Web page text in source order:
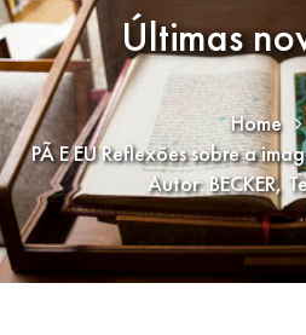
Últimas
Home
PÃ E EU Reflexões sobre a
Autor: BECKER,